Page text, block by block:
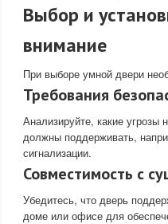
Выбор и
внимание
При выборе умной двери
Требования
Анализируйте, какие
должны поддерживать,
сигнализации.
Совместимость с
Убедитесь, что дверь
доме или офисе для